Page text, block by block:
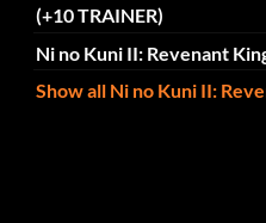
(+10 TRAINER)
Ni no Kuni II: Revenant
Show all Ni no Kuni II: